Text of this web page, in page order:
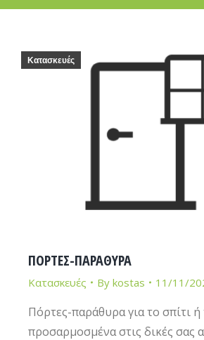
Κατασκευές
ΠΟΡΤΕΣ-ΠΑΡΑΘΥΡΑ
Κατασκευές By kostas 11/11/
Πόρτες-παράθυρα για το σπίτι ή
προσαρμοσμένα στις δικές σας